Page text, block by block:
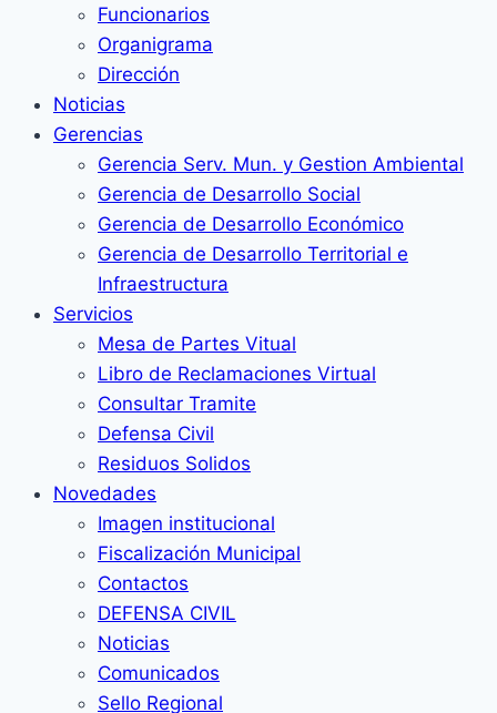
Funcionarios
Organigrama
Dirección
Noticias
Gerencias
Gerencia Serv. Mun. y Gestion Ambiental
Gerencia de Desarrollo Social
Gerencia de Desarrollo Económico
Gerencia de Desarrollo Territorial e
Infraestructura
Servicios
Mesa de Partes Vitual
Libro de Reclamaciones Virtual
Consultar Tramite
Defensa Civil
Residuos Solidos
Novedades
Imagen institucional
Fiscalización Municipal
Contactos
DEFENSA CIVIL
Noticias
Comunicados
Sello Regional